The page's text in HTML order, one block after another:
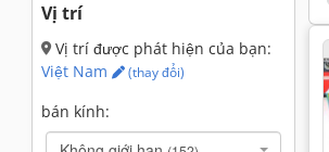
Vị trí
Vị trí được phát hiện của bạn:
Việt Nam
(thay đổi)
bán kính: